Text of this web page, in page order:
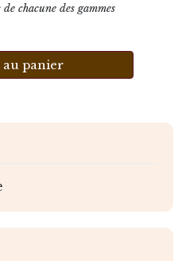
chacune des gammes
panier